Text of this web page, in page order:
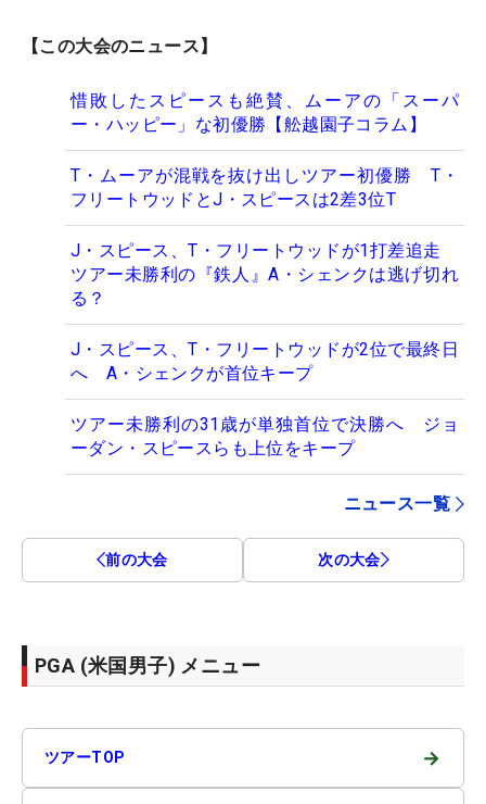
【この大会のニュース】
惜敗したスピースも絶賛、ムーアの「スーパ
ー・ハッピー」な初優勝【舩越園子コラム】
T・ムーアが混戦を抜け出しツアー初優勝 T・
フリートウッドとJ・スピースは2差3位T
J・スピース、T・フリートウッドが1打差追走
ツアー未勝利の『鉄人』A・シェンクは逃げ切れ
る？
J・スピース、T・フリートウッドが2位で最終日
へ A・シェンクが首位キープ
ツアー未勝利の31歳が単独首位で決勝へ ジョ
ーダン・スピースらも上位をキープ
ニュース一覧
前の大会 次の大会
PGA (米国男子) メニュー
ツアーTOP →